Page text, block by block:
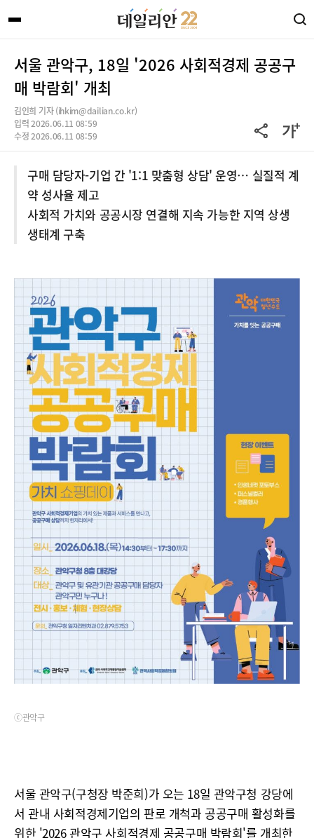
서울 관악구, 18일 '2026 사회적경제 공공구
매 박람회' 개최
김인희 기자 (ihkim@dailian.co.kr)
입력 2026.06.11 08:59
수정 2026.06.11 08:59
구매 담당자-기업 간 '1:1 맞춤형 상담' 운영… 실질적 계
약 성사율 제고
사회적 가치와 공공시장 연결해 지속 가능한 지역 상생
생태계 구축
ⓒ관악구
서울 관악구(구청장 박준희)가 오는 18일 관악구청 강당에
서 관내 사회적경제기업의 판로 개척과 공공구매 활성화를
위한 '2026 관악구 사회적경제 공공구매 박람회'를 개최한